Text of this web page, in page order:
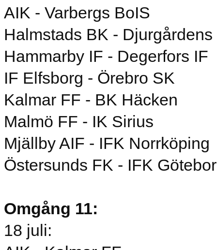
AIK - Varbergs BoIS
Halmstads BK - Djurgårdens
Hammarby IF - Degerfors IF
IF Elfsborg - Örebro SK
Kalmar FF - BK Häcken
Malmö FF - IK Sirius
Mjällby AIF - IFK Norrköping
Östersunds FK - IFK
Omgång 11:
18 juli: